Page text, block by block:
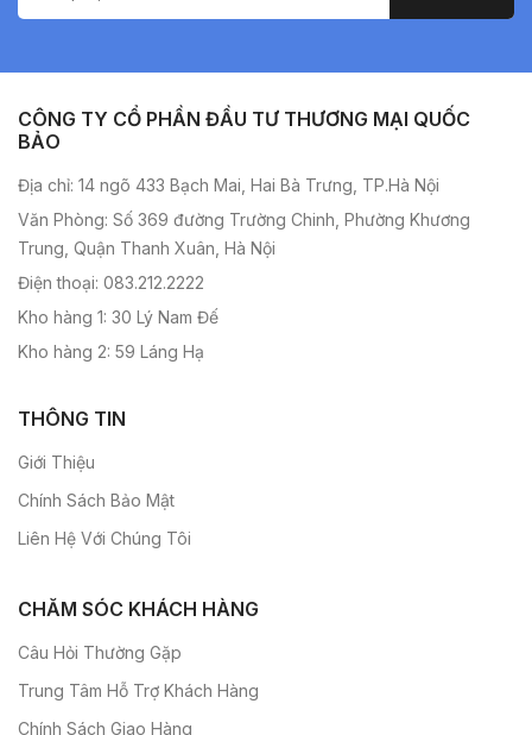
CÔNG TY CỔ PHẦN ĐẦU TƯ THƯƠNG MẠI QUỐC
BẢO
Địa chỉ: 14 ngõ 433 Bạch Mai, Hai Bà Trưng, TP.Hà Nội
Văn Phòng: Số 369 đường Trường Chinh, Phường Khương
Trung, Quận Thanh Xuân, Hà Nội
Điện thoại: 083.212.2222
Kho hàng 1: 30 Lý Nam Đế
Kho hàng 2: 59 Láng Hạ
THÔNG TIN
Giới Thiệu
Chính Sách Bảo Mật
Liên Hệ Với Chúng Tôi
CHĂM SÓC KHÁCH HÀNG
Câu Hỏi Thường Gặp
Trung Tâm Hỗ Trợ Khách Hàng
Chính Sách Giao Hàng